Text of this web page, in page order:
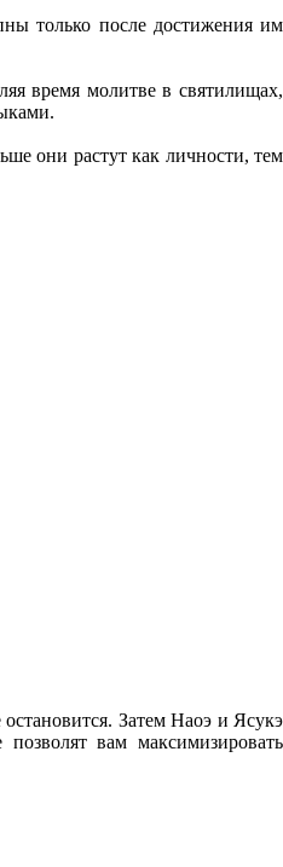
только после достижения им
время молитве в святилищах,
они растут как личности, тем
Затем Наоэ и Ясукэ
вам максимизировать